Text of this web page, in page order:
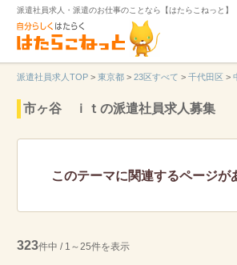
派遣社員求人・派遣のお仕事のことなら【はたらこねっと】
派遣社員求人TOP > 東京都 > 23区すべて > 千代田区 >
市ヶ谷 ｉｔの派遣社員求人募集
このテーマに関連するページが
323件中 / 1～25件を表示